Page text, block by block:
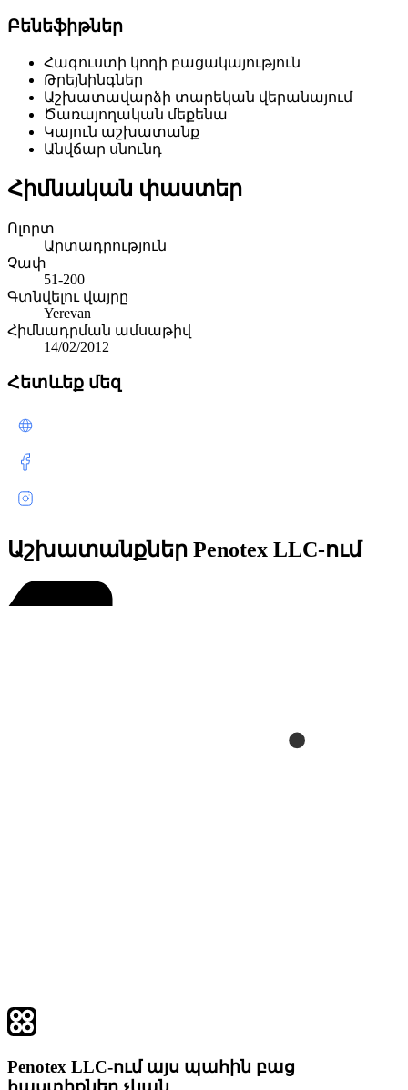
Բենեֆիթներ
Հագուստի կոդի բացակայություն
Թրեյնինգներ
Աշխատավարձի տարեկան վերանայում
Ծառայողական մեքենա
Կայուն աշխատանք
Անվճար սնունդ
Հիմնական փաստեր
Ոլորտ
Արտադրություն
Չափ
51-200
Գտնվելու վայրը
Yerevan
Հիմնադրման ամսաթիվ
14/02/2012
Հետևեք մեզ
Աշխատանքներ Penotex LLC-ում
Penotex LLC-ում այս պահին բաց